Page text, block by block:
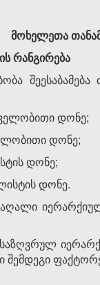
მოხელეთა
რანგირება
დონე;
დონე;
დონე;
დონე.
შემდეგი